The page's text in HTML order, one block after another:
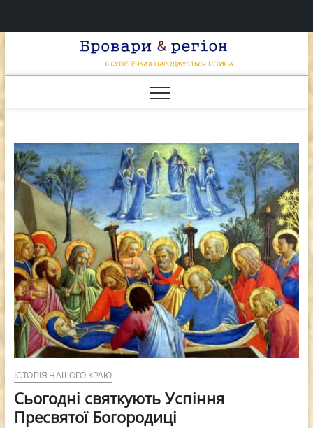
&
НАРОДЖУЄТЬСЯ
ІСТОРЇЯ НАШОГО КРАЮ
Сьогодні святкують Успіння
Пресвятої Богородиці